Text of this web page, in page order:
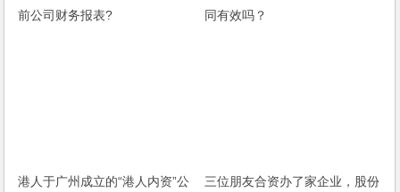
前公司财务报表?
同有效吗？
港人于广州成立的“港人内资”公
三位朋友合资办了家企业，股份